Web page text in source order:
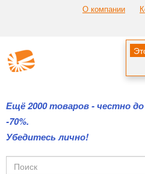
О компании
Ещё 2000 товаров - честно до
-70%.
Убедитесь лично!